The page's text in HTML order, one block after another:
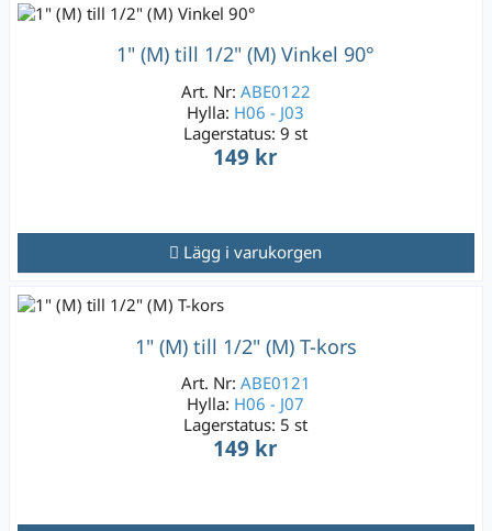
1" (M) till 1/2" (M) Vinkel 90°
Art. Nr: ABE0122
Hylla: H06 - J03
Lagerstatus:9 st
149 kr
Lägg i varukorgen
1" (M) till 1/2" (M) T-kors
Art. Nr: ABE0121
Hylla: H06 - J07
Lagerstatus: 5 st
149 kr